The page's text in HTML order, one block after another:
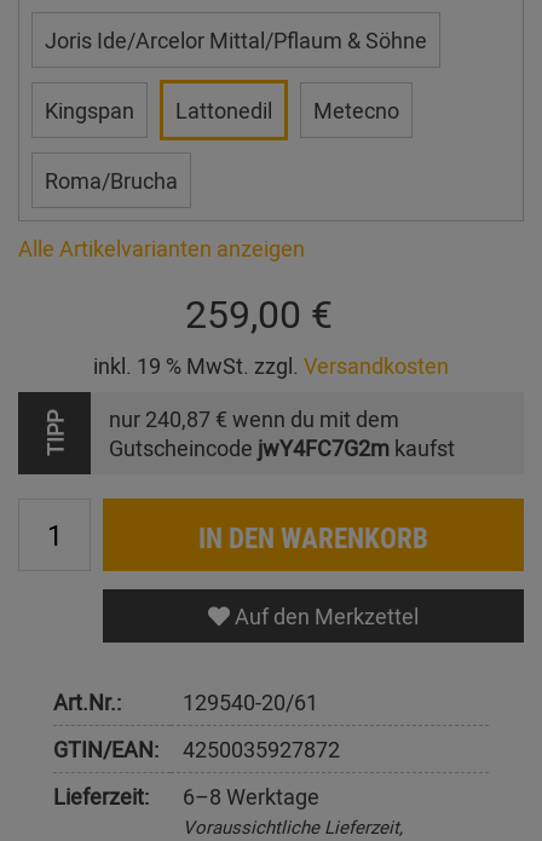
Joris Ide/Arcelor Mittal/Pflaum & Söhne
Kingspan Lattonedil Metecno
Roma/Brucha
Alle Artikelvarianten anzeigen
259,00 €
inkl. 19 % MwSt. zzgl. Versandkosten
TIPP nur 240,87 € wenn du mit dem
Gutscheincode jwY4FC7G2m kaufst
IN DEN WARENKORB
Auf den Merkzettel
Art.Nr.:
129540-20/61
GTIN/EAN:
4250035927872
Lieferzeit:
6–8 Werktage
Voraussichtliche Lieferzeit,